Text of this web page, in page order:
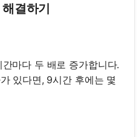
결하기
마다 두 배로 증가합니다.
있다면, 9시간 후에는 몇